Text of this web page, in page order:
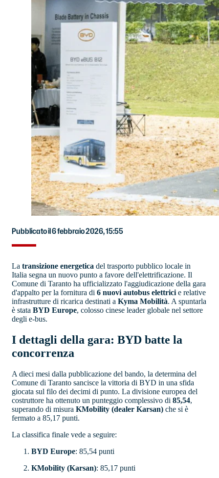
Pubblicato il 6 febbraio 2026, 15:55
La transizione energetica del trasporto pubblico locale in
Italia segna un nuovo punto a favore dell'elettrificazione. Il
Comune di Taranto ha ufficializzato l'aggiudicazione della gara
d'appalto per la fornitura di 6 nuovi autobus elettrici e relative
infrastrutture di ricarica destinati a Kyma Mobilità. A spuntarla
è stata BYD Europe, colosso cinese leader globale nel settore
degli e-bus.
I dettagli della gara: BYD batte la
concorrenza
A dieci mesi dalla pubblicazione del bando, la determina del
Comune di Taranto sancisce la vittoria di BYD in una sfida
giocata sul filo dei decimi di punto. La divisione europea del
costruttore ha ottenuto un punteggio complessivo di 85,54,
superando di misura KMobility (dealer Karsan) che si è
fermato a 85,17 punti.
La classifica finale vede a seguire:
BYD Europe: 85,54 punti
KMobility (Karsan): 85,17 punti